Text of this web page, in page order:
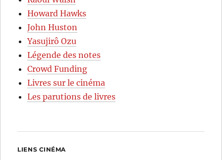
Howard Hawks
John Huston
Yasujirô Ozu
Légende des notes
Crowd Funding
Livres sur le cinéma
Les parutions de livres
LIENS CINÉMA